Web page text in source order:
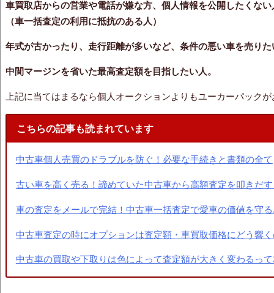
車買取店からの営業や電話が嫌な方、個人情報を公開したくない
（車一括査定の利用に抵抗のある人）
年式が古かったり、走行距離が多いなど、条件の悪い車を売り
中間マージンを省いた最高査定額を目指したい人。
上記に当てはまるなら個人オークションよりもユーカーパック
こちらの記事も読まれています
中古車個人売買のドラブルを防ぐ！必要な手続きと書類の全て
古い車を高く売る！諦めていた中古車から高額査定を叩きだ
車の査定をメールで完結！中古車一括査定で愛車の価値を守
中古車査定の時にオプションは査定額・車買取価格にどう響
中古車の買取や下取りは色によって査定額が大きく変わるっ